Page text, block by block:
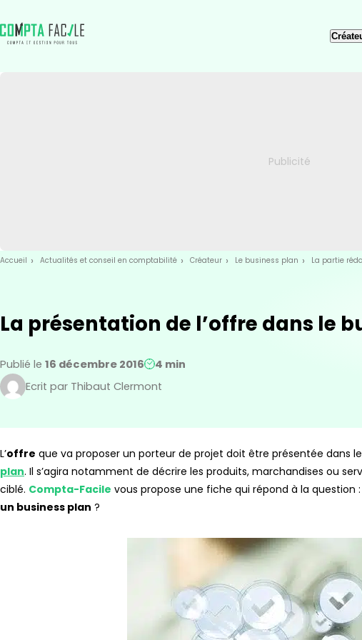
to
contenu
Accueil Actualités et conseil en comptabilité Créateur Le business plan La partie
La présentation de l’offre dans le
Publié le 16 décembre 2016
4 min
Ecrit par Thibaut Clermont
L’offre que va proposer un porteur de projet doit être présentée dans le
plan. Il s’agira notamment de décrire les produits, marchandises ou
ciblé. Compta-Facile vous propose une fiche qui répond à la question
un business plan ?